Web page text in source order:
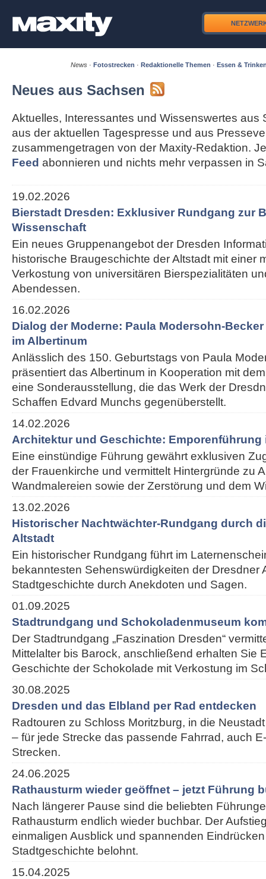
News· Fotostrecken · Redaktionelle Themen · Essen &
Neues aus Sachsen
Aktuelles, Interessantes und Wissenswertes aus
aus der aktuellen Tagespresse und aus
zusammengetragen von der Maxity-Redaktion.
Feed abonnieren und nichts mehr verpassen in
19.02.2026
Bierstadt Dresden: Exklusiver Rundgang zur
Wissenschaft
Ein neues Gruppenangebot der Dresden
historische Braugeschichte der Altstadt mit einer
Verkostung von universitären Bierspezialitäten
Abendessen.
16.02.2026
Dialog der Moderne: Paula Modersohn-
im Albertinum
Anlässlich des 150. Geburtstags von Paula
präsentiert das Albertinum in Kooperation mit
eine Sonderausstellung, die das Werk der
Schaffen Edvard Munchs gegenüberstellt.
14.02.2026
Architektur und Geschichte: Emporenführung
Eine einstündige Führung gewährt exklusiven
der Frauenkirche und vermittelt Hintergründe zu
Wandmalereien sowie der Zerstörung und dem
13.02.2026
Historischer Nachtwächter-Rundgang durch
Altstadt
Ein historischer Rundgang führt im
bekanntesten Sehenswürdigkeiten der Dresdner
Stadtgeschichte durch Anekdoten und Sagen.
01.09.2025
Stadtrundgang und Schokoladenmuseum
Der Stadtrundgang „Faszination Dresden“
Mittelalter bis Barock, anschließend erhalten Sie
Geschichte der Schokolade mit Verkostung im
30.08.2025
Dresden und das Elbland per Rad entdecken
Radtouren zu Schloss Moritzburg, in die
– für jede Strecke das passende Fahrrad, auch
Strecken.
24.06.2025
Rathausturm wieder geöffnet – jetzt Führung
Nach längerer Pause sind die beliebten
Rathausturm endlich wieder buchbar. Der
einmaligen Ausblick und spannenden
Stadtgeschichte belohnt.
15.04.2025